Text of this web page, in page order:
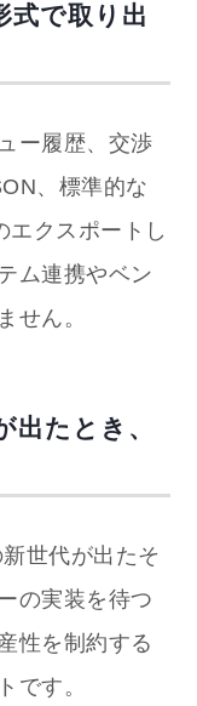
式で取り出
ー履歴、交渉
、標準的な
エクスポートし
ム連携やベン
せん。
たとき、
世代が出たそ
の実装を待つ
性を制約する
です。